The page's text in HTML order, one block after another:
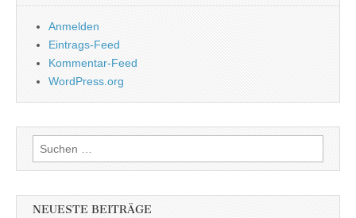
Anmelden
Eintrags-Feed
Kommentar-Feed
WordPress.org
Suchen
nach:
NEUESTE BEITRÄGE